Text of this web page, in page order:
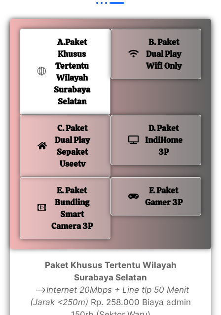
A.Paket
Khusus
Tertentu
Wilayah
Surabaya
Selatan
B. Paket
Dual Play
Wifi Only
C. Paket
Dual Play
Sepaket
Useetv
D. Paket
IndiHome
3P
E. Paket
Bundling
Smart
Camera 3P
F. Paket
Gamer 3P
Paket Khusus Tertentu Wilayah
Surabaya Selatan
—>Internet 20Mbps + Line tlp 50 Menit
(Jarak <250m) Rp. 258.000 Biaya admin